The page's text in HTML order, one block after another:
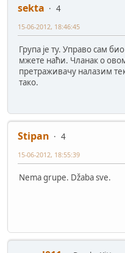
sekta
4
15-06-2012, 18:46:45
Група је ту. Управо сам
мжете наћи. Чланак о
претраживачу налазим
тако.
Stipan
4
15-06-2012, 18:55:39
Nema grupe. Džaba sve.